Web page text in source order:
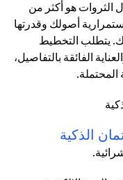
الثروات هو أكثر من
أصولك وقدرتها
يتطلب التخطيط
الفائقة بالتفاصيل،
المحتملة.
الذكية